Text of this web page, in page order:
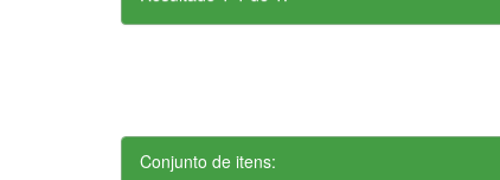
Conjunto de itens: